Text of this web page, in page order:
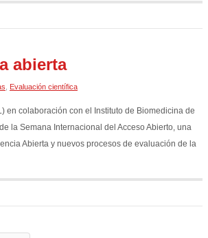
abierta
Evaluación científica
en colaboración con el Instituto de Biomedicina de
la Semana Internacional del Acceso Abierto, una
Abierta y nuevos procesos de evaluación de la